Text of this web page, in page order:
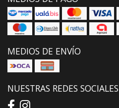
MEDIOS DE ENVÍO
NUESTRAS REDES SOCIALES